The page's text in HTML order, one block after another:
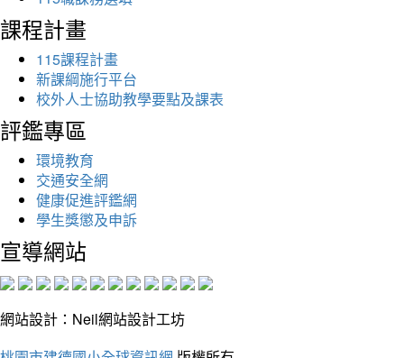
課程計畫
115課程計畫
新課綱施行平台
校外人士協助教學要點及課表
評鑑專區
環境教育
交通安全網
健康促進評鑑網
學生獎懲及申訴
宣導網站
網站設計：Neil網站設計工坊